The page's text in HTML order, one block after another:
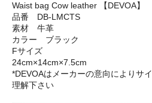
Waist bag Cow leather 【DEVOA】
品番 DB-LMCTS
素材 牛革
カラー ブラック
Fサイズ
24cm×14cm×7.5cm
*DEVOAはメーカーの意向によりサ
理解下さい